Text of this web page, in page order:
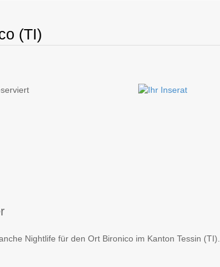
(TI)
Nightlife für den Ort Bironico im Kanton Tessin (TI).